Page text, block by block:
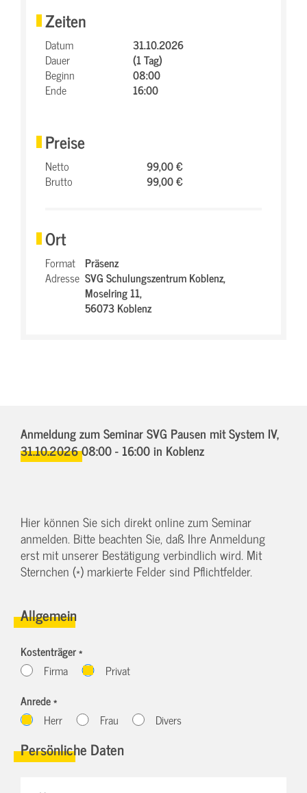
Zeiten
Datum
31.10.2026
Dauer
(1 Tag)
Beginn
08:00
Ende
16:00
Preise
Netto
99,00 €
Brutto
99,00 €
Ort
Format Präsenz
Adresse SVG Schulungszentrum Koblenz,
Moselring 11,
56073 Koblenz
Anmeldung zum Seminar SVG Pausen mit System IV,
31.10.2026 08:00 - 16:00in Koblenz
Hier können Sie sich direkt online zum Seminar
anmelden. Bitte beachten Sie, daß Ihre Anmeldung
erst mit unserer Bestätigung verbindlich wird. Mit
Sternchen (*) markierte Felder sind Pflichtfelder.
Allgemein
Kostenträger *
Firma
Privat
Anrede *
Herr
Frau Divers
Persönliche Daten